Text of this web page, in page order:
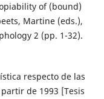
of (bound)
Martine (eds.),
2 (pp. 1-32).
respecto de las
de 1993 [Tesis